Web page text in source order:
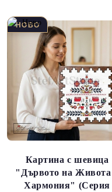
Картина с шевица
"Дървото на Живота
Хармония" (Серия